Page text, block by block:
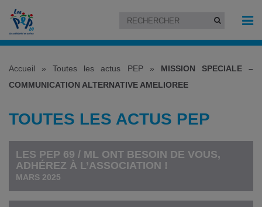
Accueil »Toutes les actus PEP» MISSION SPECIALE –
COMMUNICATION ALTERNATIVE AMELIOREE
TOUTES LES ACTUS PEP
LES PEP 69 / ML ONT BESOIN DE VOUS,
ADHÉREZ À L’ASSOCIATION !
MARS 2025